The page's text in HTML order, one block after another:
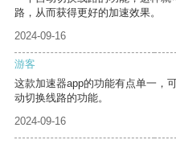
路，从而获得更好的加速效果。
2024-09-16
游客
这款加速器app的功能有点单一，
动切换线路的功能。
2024-09-16